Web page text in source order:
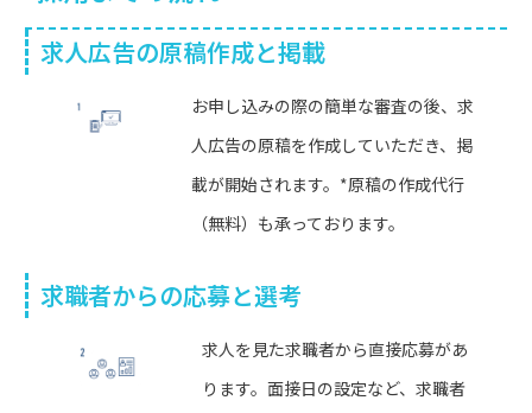
求人広告の原稿作成と掲載
お申し込みの際の簡単な審査の後、求
人広告の原稿を作成していただき、掲
載が開始されます。*原稿の作成代行
（無料）も承っております。
求職者からの応募と選考
求人を見た求職者から直接応募があ
ります。面接日の設定など、求職者